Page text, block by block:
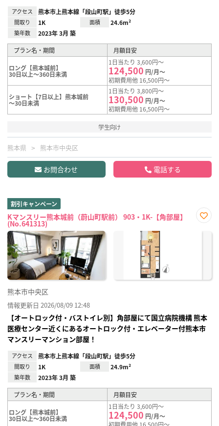
アクセス 熊本市上熊本線「段山町駅」徒歩5分
間取り 1K 面積 24.6m²
築年数 2023年 3月 築
プラン名・期間 月額目安
ロング【熊本城前】
30日以上～360日未満
1日当たり 3,600円～
124,500 円/月～
初期費用他 16,500円～
ショート【7日以上】熊本城前
～30日未満
1日当たり 3,800円～
130,500 円/月～
初期費用他 16,500円～
学生向け
熊本県 熊本市中央区
お問合わせ 電話する
割引キャンペーン
Kマンスリー熊本城前（蔚山町駅前） 903・1K-【角部屋】
(No.641313)
に入
熊本市中央区
情報更新日 2026/08/09 12:48
【オートロック付・バストイレ別】角部屋にて国立病院機構 熊本
医療センター近くにあるオートロック付・エレベーター付熊本市
マンスリーマンション部屋！
アクセス 熊本市上熊本線「段山町駅」徒歩5分
間取り 1K 面積 24.9m²
築年数 2023年 3月 築
プラン名・期間 月額目安
ロング【熊本城前】
30日以上～360日未満
1日当たり 3,600円～
124,500 円/月～
初期費用他 16,500円～